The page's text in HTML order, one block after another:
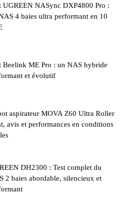
UGREEN NASync DXP4800 Pro :
4 baies ultra performant en 10
Beelink ME Pro : un NAS hybride
et évolutif
aspirateur MOVA Z60 Ultra Roller
avis et performances en conditions
DH2300 : Test complet du
2 baies abordable, silencieux et